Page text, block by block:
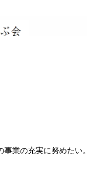
業の充実に努めたい。